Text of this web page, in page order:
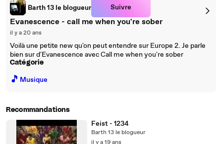
Barth 13 le blogueur Suivre
Evanescence - call me when you're sober
il y a 20 ans
Voilà une petite new qu'on peut entendre sur Europe 2. Je parle
bien sur d'Evanescence avec Call me when you're sober
Catégorie
🎵 Musique
Recommandations
Feist - 1234
Barth 13 le blogueur